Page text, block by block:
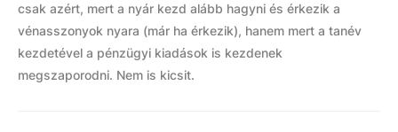
csak azért, mert a nyár kezd alább hagyni és érkezik a
vénasszonyok nyara (már ha érkezik), hanem mert a tanév
kezdetével a pénzügyi kiadások is kezdenek
megszaporodni. Nem is kicsit.